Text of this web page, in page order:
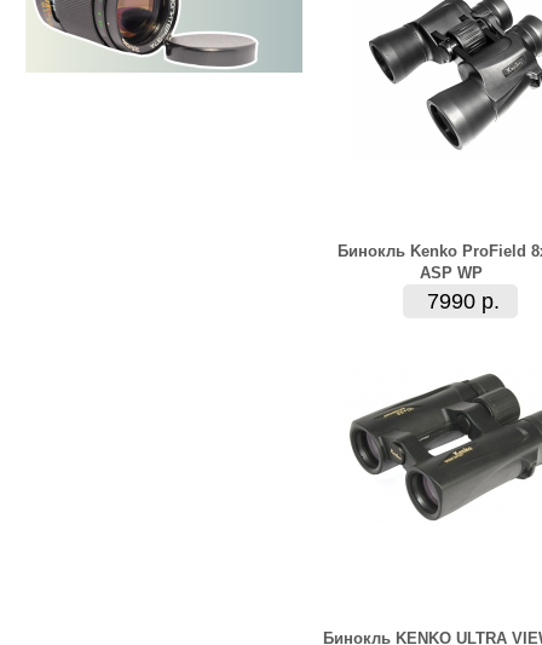
Бинокль Kenko ProField
ASP WP
7990 р.
Бинокль KENKO ULTRA